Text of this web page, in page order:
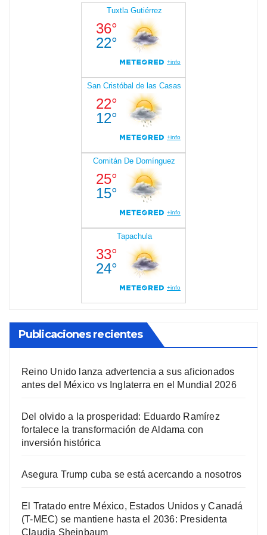
Publicaciones recientes
Reino Unido lanza advertencia a sus aficionados
antes del México vs Inglaterra en el Mundial 2026
Del olvido a la prosperidad: Eduardo Ramírez
fortalece la transformación de Aldama con
inversión histórica
Asegura Trump cuba se está acercando a nosotros
El Tratado entre México, Estados Unidos y Canadá
(T-MEC) se mantiene hasta el 2036: Presidenta
Claudia Sheinbaum